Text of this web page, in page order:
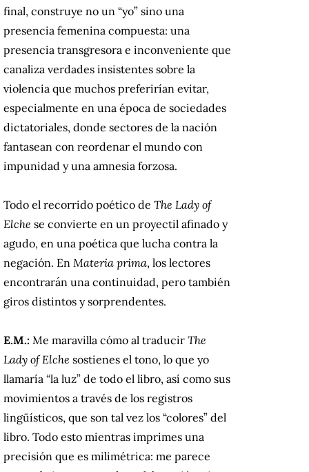
final, construye no un “yo” sino una
presencia femenina compuesta: una
presencia transgresora e inconveniente que
canaliza verdades insistentes sobre la
violencia que muchos preferirían evitar,
especialmente en una época de sociedades
dictatoriales, donde sectores de la nación
fantasean con reordenar el mundo con
impunidad y una amnesia forzosa.
Todo el recorrido poético de The Lady of
Elche se convierte en un proyectil afinado y
agudo, en una poética que lucha contra la
negación. En Materia prima, los lectores
encontrarán una continuidad, pero también
giros distintos y sorprendentes.
E.M.: Me maravilla cómo al traducir The
Lady of Elche sostienes el tono, lo que yo
llamaría “la luz” de todo el libro, así como sus
movimientos a través de los registros
lingüísticos, que son tal vez los “colores” del
libro. Todo esto mientras imprimes una
precisión que es milimétrica: me parece